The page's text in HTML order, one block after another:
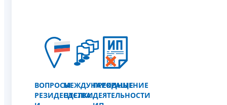
ВОПРОСЫ
РЕЗИДЕНТСТВА
МЕЖДУНАРОДНЫЕ
СДЕЛКИ
ПРЕКРАЩЕНИЕ
ДЕЯТЕЛЬНОСТИ